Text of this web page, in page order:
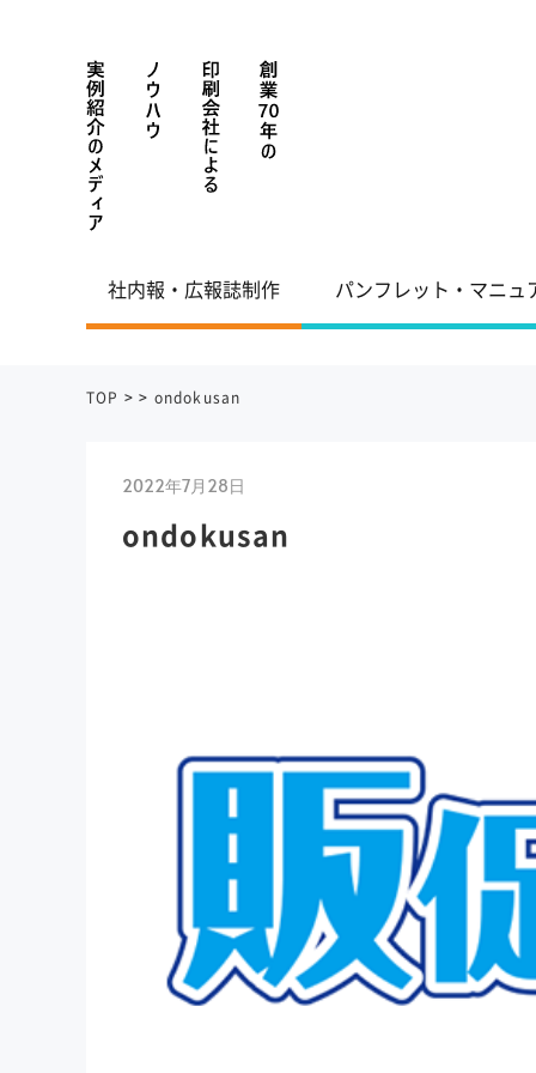
社内報・広報誌制作 パンフレット・マニュ
TOP >> ondokusan
2022年7月28日
ondokusan